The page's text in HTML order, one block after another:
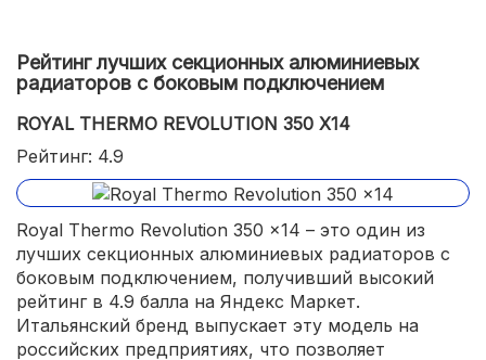
Рейтинг лучших секционных алюминиевых
радиаторов с боковым подключением
ROYAL THERMO REVOLUTION 350 X14
Рейтинг: 4.9
Royal Thermo Revolution 350 x14 – это один из
лучших секционных алюминиевых радиаторов с
боковым подключением, получивший высокий
рейтинг в 4.9 балла на Яндекс Маркет.
Итальянский бренд выпускает эту модель на
российских предприятиях, что позволяет